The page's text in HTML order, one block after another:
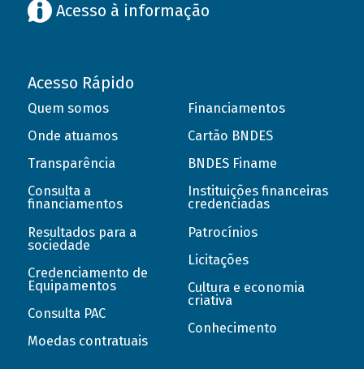
Acesso à informação
Acesso Rápido
Quem somos
Onde atuamos
Transparência
Consulta a
financiamentos
Resultados para a
sociedade
Credenciamento de
Equipamentos
Consulta PAC
Moedas contratuais
Financiamentos
Cartão BNDES
BNDES Finame
Instituições financeiras
credenciadas
Patrocínios
Licitações
Cultura e economia
criativa
Conhecimento